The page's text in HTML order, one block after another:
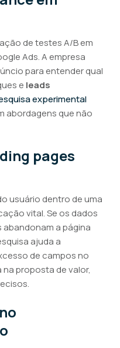
de testes A/B em
Ads. A empresa
para entender qual
e leads
experimental
abordagens que não
pages
usuário dentro de uma
vital. Se os dados
a página
ajuda a
de campos no
proposta de valor,